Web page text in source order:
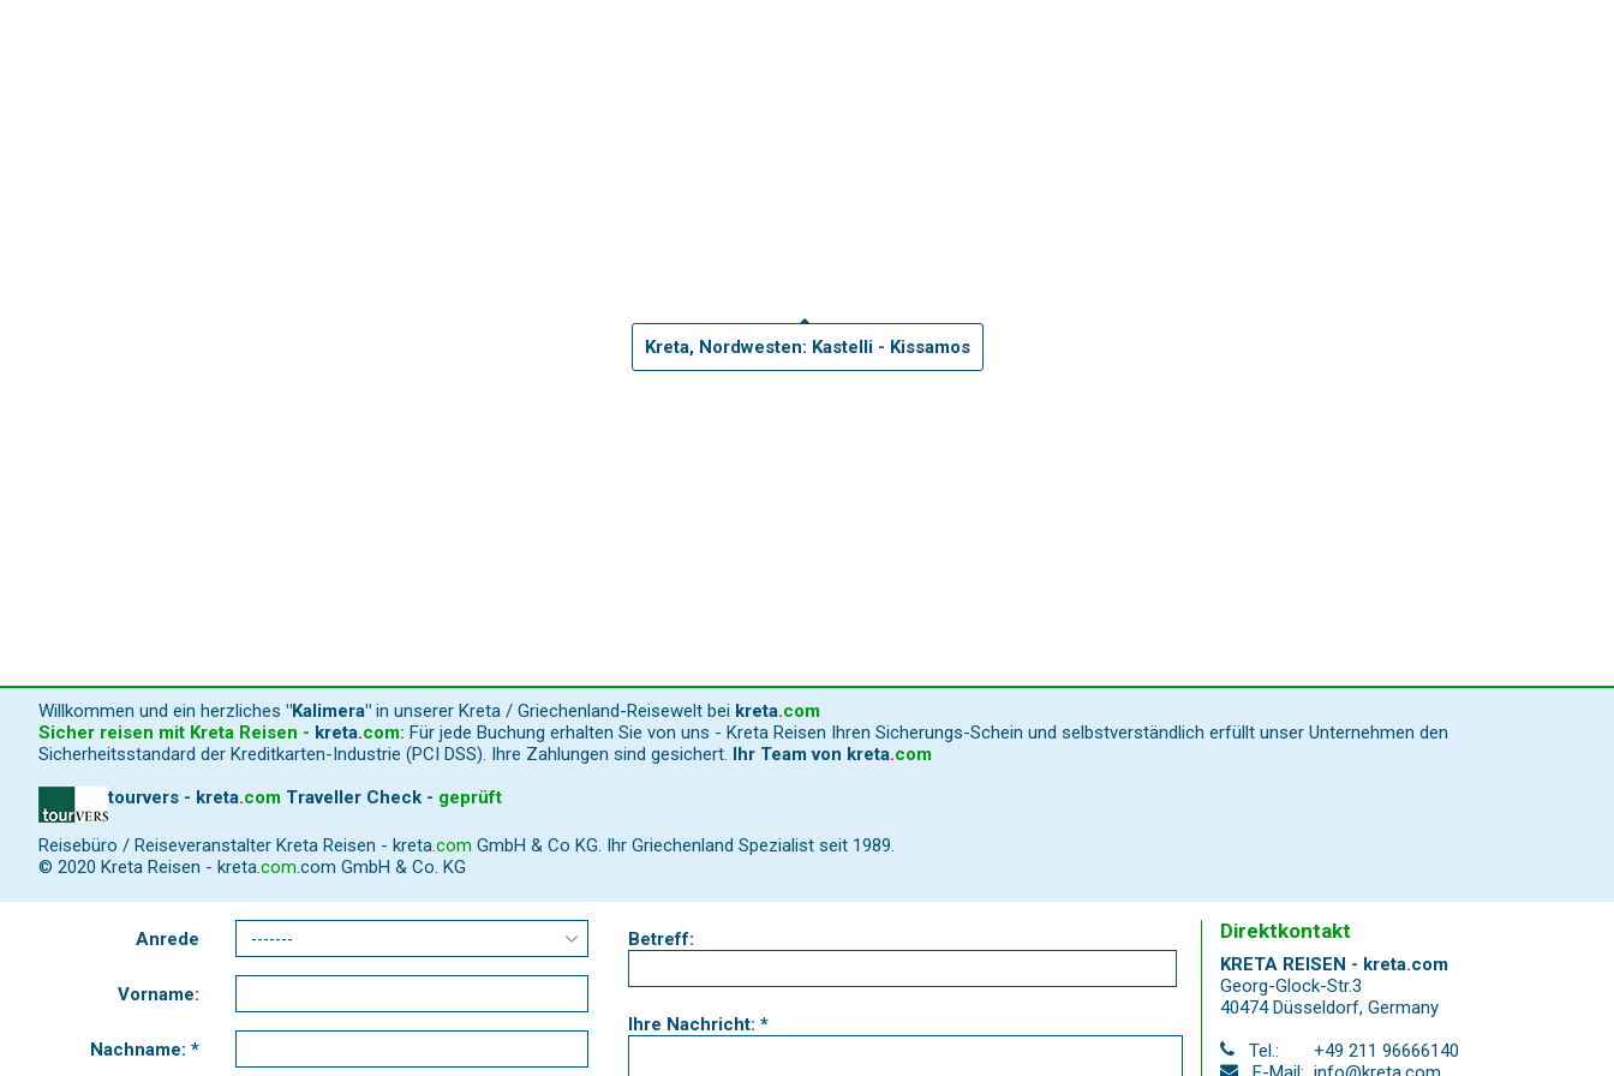
Kreta, Nordwesten: Kastelli - Kissamos
Willkommen und ein herzliches "Kalimera" in unserer Kreta / Griechenland-Reisewelt bei kreta.com
Sicher reisen mit Kreta Reisen - kreta.com: Für jede Buchung erhalten Sie von uns - Kreta Reisen Ihren Sicherungs-Schein und selbstverständlich erfüllt unser Unternehmen den
Sicherheitsstandard der Kreditkarten-Industrie (PCI DSS). Ihre Zahlungen sind gesichert. Ihr Team von kreta.com
tourvers - kreta.com Traveller Check - geprüft
Reisebüro / Reiseveranstalter Kreta Reisen - kreta.com GmbH & Co KG. Ihr Griechenland Spezialist seit 1989.
© 2020 Kreta Reisen - kreta.com.com GmbH & Co. KG
Anrede
Vorname:
Nachname: *
Betreff:
Ihre Nachricht: *
Direktkontakt
KRETA REISEN - kreta.com
Georg-Glock-Str.3
40474 Düsseldorf, Germany
Tel.:
+49 211 96666140